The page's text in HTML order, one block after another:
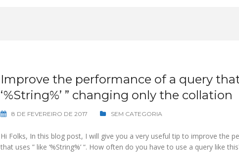
Improve the performance of a query that
‘%String%’ ” changing only the collation
8 DE FEVEREIRO DE 2017 SEM CATEGORIA
Hi Folks, In this blog post, I will give you a very useful tip to improve the
that uses ” like ‘%String%’ “. How often do you have to use a query like